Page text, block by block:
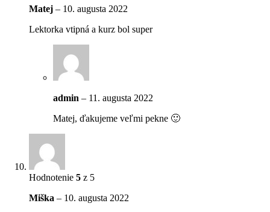
Matej – 10. augusta 2022
Lektorka vtipná a kurz bol super
admin – 11. augusta 2022
Matej, ďakujeme veľmi pekne 🙂
Hodnotenie 5 z 5
Miška – 10. augusta 2022